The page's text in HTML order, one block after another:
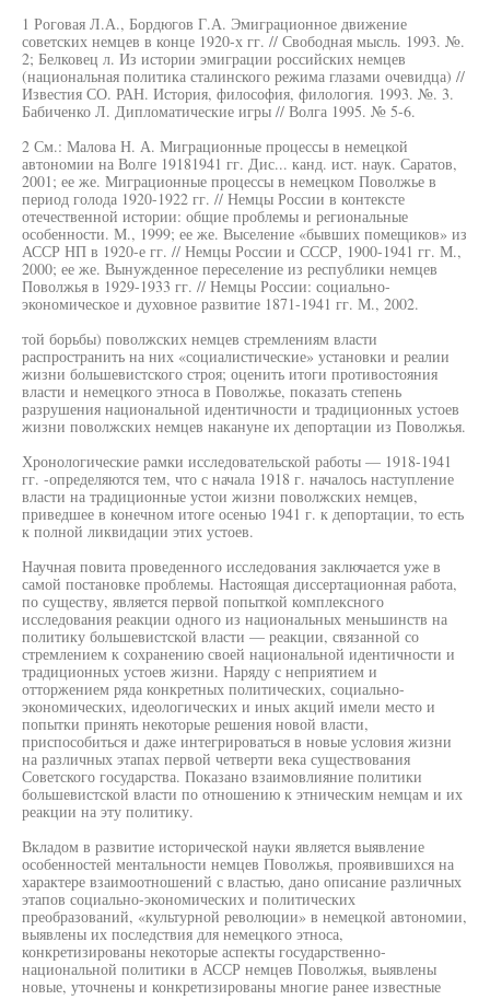
1 Роговая Л.А., Бордюгов Г.А. Эмиграционное движение
советских немцев в конце 1920-х гг. // Свободная мысль. 1993. №.
2; Белковец л. Из истории эмиграции российских немцев
(национальная политика сталинского режима глазами очевидца) //
Известия СО. РАН. История, философия, филология. 1993. №. 3.
Бабиченко Л. Дипломатические игры // Волга 1995. № 5-6.
2 См.: Малова Н. А. Миграционные процессы в немецкой
автономии на Волге 19181941 гг. Дис... канд. ист. наук. Саратов,
2001; ее же. Миграционные процессы в немецком Поволжье в
период голода 1920-1922 гг. // Немцы России в контексте
отечественной истории: общие проблемы и региональные
особенности. М., 1999; ее же. Выселение «бывших помещиков» из
АССР НП в 1920-е гг. // Немцы России и СССР, 1900-1941 гг. М.,
2000; ее же. Вынужденное переселение из республики немцев
Поволжья в 1929-1933 гг. // Немцы России: социально-
экономическое и духовное развитие 1871-1941 гг. М., 2002.
той борьбы) поволжских немцев стремлениям власти
распространить на них «социалистические» установки и реалии
жизни большевистского строя; оценить итоги противостояния
власти и немецкого этноса в Поволжье, показать степень
разрушения национальной идентичности и традиционных устоев
жизни поволжских немцев накануне их депортации из Поволжья.
Хронологические рамки исследовательской работы — 1918-1941
гг. -определяются тем, что с начала 1918 г. началось наступление
власти на традиционные устои жизни поволжских немцев,
приведшее в конечном итоге осенью 1941 г. к депортации, то есть
к полной ликвидации этих устоев.
Научная повита проведенного исследования заключается уже в
самой постановке проблемы. Настоящая диссертационная работа,
по существу, является первой попыткой комплексного
исследования реакции одного из национальных меньшинств на
политику большевистской власти — реакции, связанной со
стремлением к сохранению своей национальной идентичности и
традиционных устоев жизни. Наряду с неприятием и
отторжением ряда конкретных политических, социально-
экономических, идеологических и иных акций имели место и
попытки принять некоторые решения новой власти,
приспособиться и даже интегрироваться в новые условия жизни
на различных этапах первой четверти века существования
Советского государства. Показано взаимовлияние политики
большевистской власти по отношению к этническим немцам и их
реакции на эту политику.
Вкладом в развитие исторической науки является выявление
особенностей ментальности немцев Поволжья, проявившихся на
характере взаимоотношений с властью, дано описание различных
этапов социально-экономических и политических
преобразований, «культурной революции» в немецкой автономии,
выявлены их последствия для немецкого этноса,
конкретизированы некоторые аспекты государственно-
национальной политики в АССР немцев Поволжья, выявлены
новые, уточнены и конкретизированы многие ранее известные